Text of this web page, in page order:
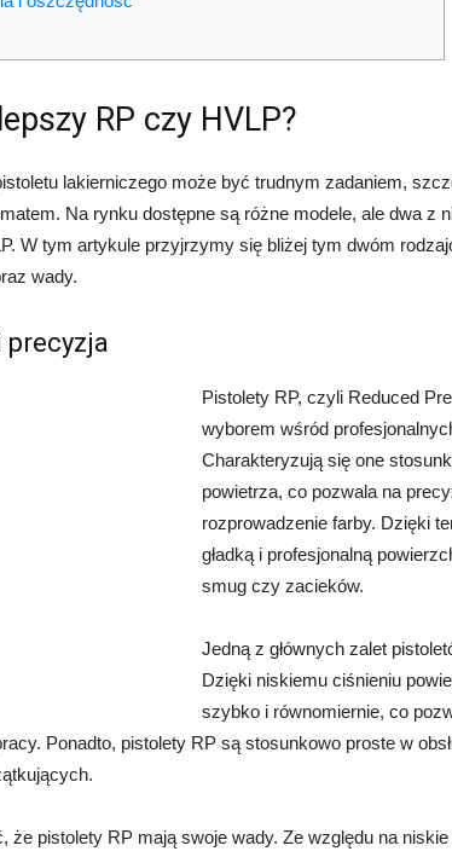
RP czy HVLP?
lakierniczego może być trudnym zadaniem,
Na rynku dostępne są różne modele, ale dwa z
W tym artykule przyjrzymy się bliżej tym dwóm
wady.
precyzja
Pistolety RP, czyli Reduced
wyborem wśród
Charakteryzują się one
powietrza, co pozwala na
rozprowadzenie farby. Dzięki
gładką i profesjonalną
smug czy zacieków.
Jedną z głównych zalet
Dzięki niskiemu ciśnieniu
szybko i równomiernie, co
Ponadto, pistolety RP są stosunkowo proste w
że pistolety RP mają swoje wady. Ze względu na